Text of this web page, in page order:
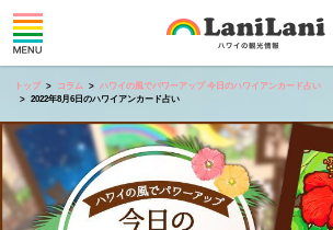
トップ コラム
ハワイの風でパワーアップ 今日のハワイアンカード占い
2022年8月6日のハワイアンカード占い